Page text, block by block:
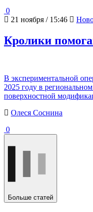
0
21 ноября / 15:46
Кролики
В экспериментальной
2025 году в
поверхностной
Олеся Соснина
0
Больше статей